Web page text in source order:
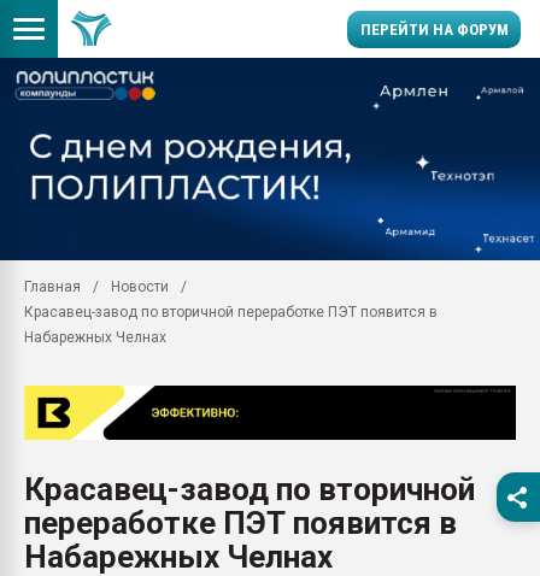
ПЕРЕЙТИ НА ФОРУМ
Вакуум-формовочные
28.07.2026
Всё, что касается
вакуумного
Продам отходы
поликарбоната и АБС-
Главная
Новости
Красавец-завод по вторичной переработке ПЭТ появится в
Набарежных Челнах
Красавец-завод по вторичной
переработке ПЭТ появится в
Набарежных Челнах